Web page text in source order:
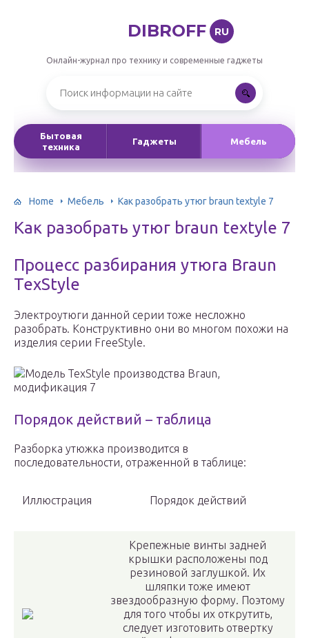
DIBROFF RU
Онлайн-журнал про технику и современные гаджеты
Бытовая
техника
Гаджеты Мебель
Home Мебель Как разобрать утюг braun textyle 7
Как разобрать утюг braun textyle 7
Процесс разбирания утюга Braun
TexStyle
Электроутюги данной серии тоже несложно
разобрать. Конструктивно они во многом похожи на
изделия серии FreeStyle.
Модель TexStyle производства Braun,
модификация 7
Порядок действий – таблица
Разборка утюжка производится в
последовательности, отраженной в таблице:
Иллюстрация Порядок действий
Крепежные винты задней
крышки расположены под
резиновой заглушкой. Их
шляпки тоже имеют
звездообразную форму. Поэтому
для того чтобы их открутить,
следует изготовить отвертку